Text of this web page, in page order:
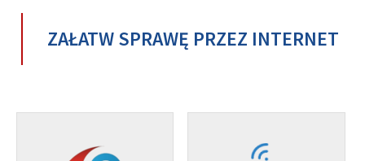
ZAŁATW SPRAWĘ PRZEZ INTERNET